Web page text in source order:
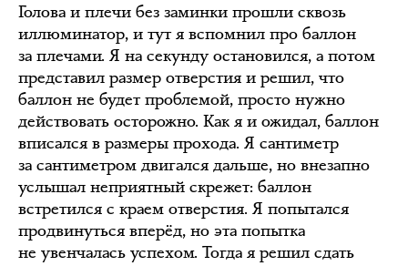
Голова и плечи без заминки прошли сквозь
иллюминатор, и тут я вспомнил про баллон
за плечами. Я на секунду остановился, а потом
представил размер отверстия и решил, что
баллон не будет проблемой, просто нужно
действовать осторожно. Как я и ожидал, баллон
вписался в размеры прохода. Я сантиметр
за сантиметром двигался дальше, но внезапно
услышал неприятный скрежет: баллон
встретился с краем отверстия. Я попытался
продвинуться вперёд, но эта попытка
не увенчалась успехом. Тогда я решил сдать